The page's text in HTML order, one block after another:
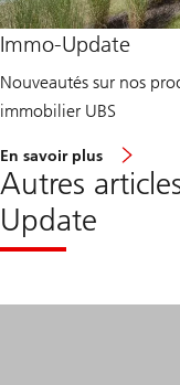
Immo-Update
Nouveautés sur nos
immobilier UBS
En savoir plus
n
v
m
Autres
Update